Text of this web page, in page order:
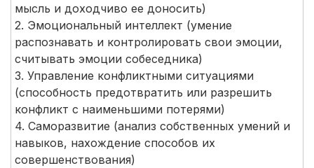
мысль и доходчиво ее доносить)
2. Эмоциональный интеллект (умение
распознавать и контролировать свои эмоции,
считывать эмоции собеседника)
3. Управление конфликтными ситуациями
(способность предотвратить или разрешить
конфликт с наименьшими потерями)
4. Саморазвитие (анализ собственных умений и
навыков, нахождение способов их
совершенствования)